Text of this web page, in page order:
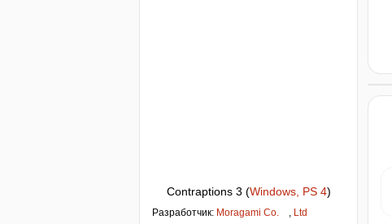
Contraptions 3 (Windows, PS 4)
Разработчик: Moragami Co. , Ltd